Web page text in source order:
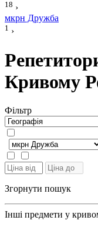
18 ›
мкрн Дружба
1 ›
Кривому
Фiльтр
Згорнути пошук
Інші предмети у